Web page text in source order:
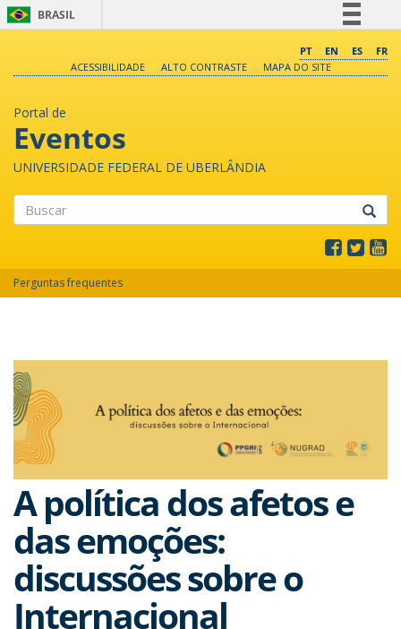
BRASIL
Comunica BR
PT EN ES
FR
ACESSIBILIDADE
ALTO CONTRASTE MAPA DO SITE
Portal de
Eventos
UNIVERSIDADE FEDERAL DE UBERLÂNDIA
Perguntas frequentes
A política dos afetos e
das emoções:
discussões sobre o
Internacional